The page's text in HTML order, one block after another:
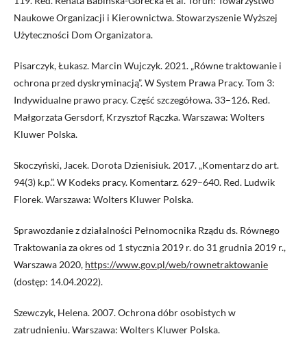
Naukowe Organizacji i Kierownictwa. Stowarzyszenie Wyższej
Użyteczności Dom Organizatora.
Pisarczyk, Łukasz. Marcin Wujczyk. 2021. „Równe traktowanie i
ochrona przed dyskryminacją”. W System Prawa Pracy. Tom 3:
Indywidualne prawo pracy. Część szczegółowa. 33–126. Red.
Małgorzata Gersdorf, Krzysztof Rączka. Warszawa: Wolters
Kluwer Polska.
Skoczyński, Jacek. Dorota Dzienisiuk. 2017. „Komentarz do art.
94(3) k.p.”. W Kodeks pracy. Komentarz. 629–640. Red. Ludwik
Florek. Warszawa: Wolters Kluwer Polska.
Sprawozdanie z działalności Pełnomocnika Rządu ds. Równego
Traktowania za okres od 1 stycznia 2019 r. do 31 grudnia 2019 r.,
Warszawa 2020, https://www.gov.pl/web/rownetraktowanie
(dostęp: 14.04.2022).
Szewczyk, Helena. 2007. Ochrona dóbr osobistych w
zatrudnieniu. Warszawa: Wolters Kluwer Polska.